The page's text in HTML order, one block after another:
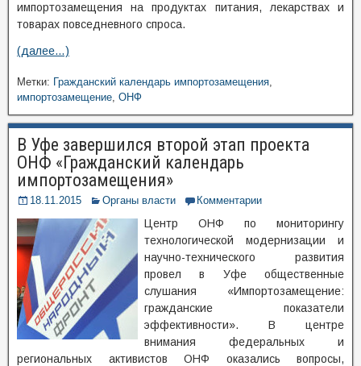
импортозамещения на продуктах питания, лекарствах и
товарах повседневного спроса.
(далее…)
Метки: Гражданский календарь импортозамещения,
импортозамещение, ОНФ
В Уфе завершился второй этап проекта
ОНФ «Гражданский календарь
импортозамещения»
18.11.2015 Органы власти Комментарии
Центр ОНФ по мониторингу
технологической модернизации и
научно-технического развития
провел в Уфе общественные
слушания «Импортозамещение:
гражданские показатели
эффективности». В центре
внимания федеральных и
региональных активистов ОНФ оказались вопросы,